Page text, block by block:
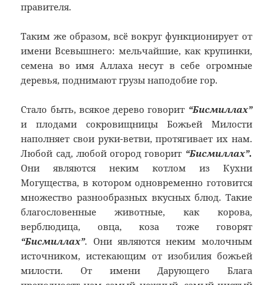
правителя.
Таким же образом, всё вокруг функционирует от
имени Всевышнего: мельчайшие, как крупинки,
семена во имя Аллаха несут в себе огромные
деревья, поднимают грузы наподобие гор.
Стало быть, всякое дерево говорит “Бисмиллах”
и плодами сокровищницы Божьей Милости
наполняет свои руки-ветви, протягивает их нам.
Любой сад, любой огород говорит “Бисмиллах”.
Они являются неким котлом из Кухни
Могущества, в котором одновременно готовится
множество разнообразных вкусных блюд. Такие
благословенные животные, как корова,
верблюдица, овца, коза тоже говорят
“Бисмиллах”. Они являются неким молочным
источником, истекающим от изобилия божьей
милости. От имени Дарующего Блага